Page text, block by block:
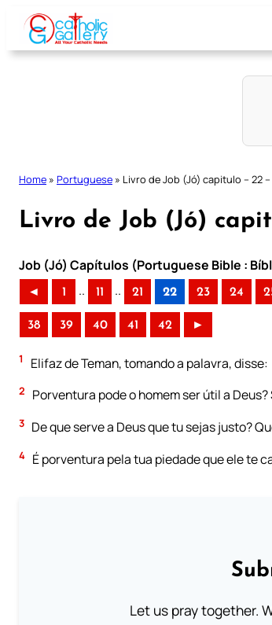
Skip
content
Home » Portuguese » Livro de Job (Jó) capitulo – 22
Livro de Job (Jó)
Job (Jó) Capítulos (Portuguese Bible :
◄ 1 .. 11 .. 21 22 23 24
38 39 40 41 42 ►
1 Elifaz de Teman, tomando a palavra, disse:
2 Porventura pode o homem ser útil a
3 De que serve a Deus que tu sejas justo?
4 É porventura pela tua piedade que ele te
Let us pray together.